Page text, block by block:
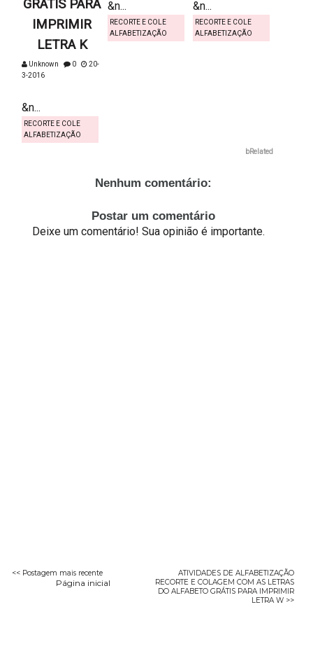
GRÁTIS PARA
IMPRIMIR
LETRA K
Unknown 0
20-
3-2016
&n...
RECORTE E COLE
ALFABETIZAÇÃO
&n...
RECORTE E COLE
ALFABETIZAÇÃO
&n...
RECORTE E COLE
ALFABETIZAÇÃO
bRelated
Nenhum comentário:
Postar um comentário
Deixe um comentário! Sua opinião é importante.
<< Postagem mais recente
ATIVIDADES DE ALFABETIZAÇÃO
RECORTE E COLAGEM COM AS LETRAS
DO ALFABETO GRÁTIS PARA IMPRIMIR
LETRA W >>
Página inicial